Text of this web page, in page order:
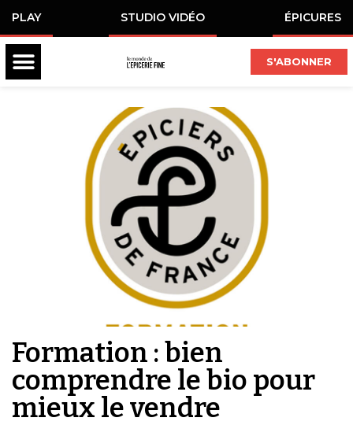
PLAY STUDIO VIDÉO ÉPICURES
S'ABONNER
Formation : bien
comprendre le bio pour
mieux le vendre